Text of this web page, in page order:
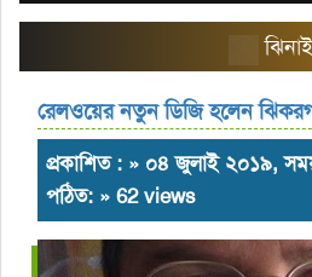
ঝিনাইদহে
রেলওয়ের নতুন ডিজি হলেন
প্রকাশিত : » ০৪ জুলাই ২০১৯,
পঠিত: » 62 views